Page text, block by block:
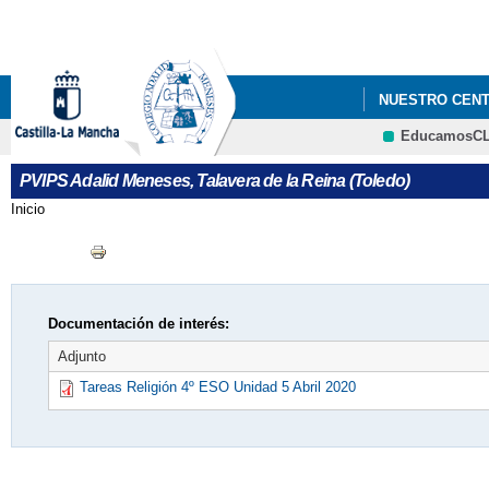
NUESTRO
PVIPS Adalid Meneses, Talavera de la Reina (Toledo)
Se encuentra usted aquí
Inicio
Documentación de interés:
Adjunto
Tareas Religión 4º ESO Unidad 5 Abril 2020